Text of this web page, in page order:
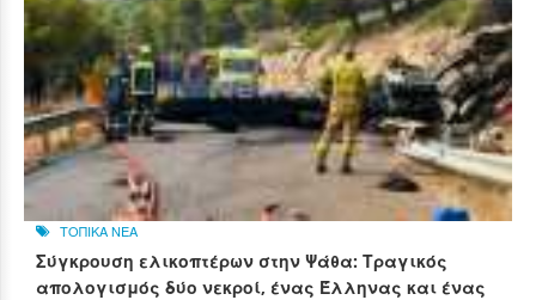
ΤΟΠΙΚΑ ΝΕΑ
Σύγκρουση ελικοπτέρων στην Ψάθα: Τραγικός
απολογισμός δύο νεκροί, ένας Έλληνας και ένας